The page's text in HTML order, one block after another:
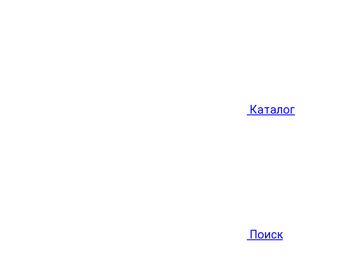
Каталог
Поиск